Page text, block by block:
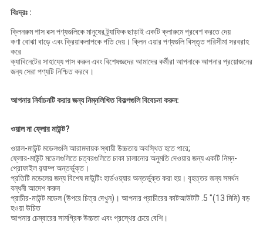
বিঃদ্রঃ :
ক্লিনরুম পাস বক্স পণ্যগুলিকে মানুষের ট্র্যাফিক ছাড়াই একটি ক্লারুমে প্রবেশ করতে দেয়
কণা বোঝা বাড়ে এবং ক্রিয়াকলাপকে গতি দেয়। ক্লিন এয়ার পণ্যগুলি বিস্তৃত পরিসীমা সরবরাহ
করে
ক্যাবিনেটের সাহায্যে পাস করুন এবং বিশেষজ্ঞদের আমাদের কর্মীরা আপনাকে আপনার প্রয়োজনের
জন্য সেরা পণ্যটি নিশ্চিত করবে।
আপনার নির্বাচনটি করার জন্য নিম্নলিখিত বিকল্পগুলি বিবেচনা করুন:
ওয়াল না ফ্লোর মাউন্ট?
ওয়াল-মাউন্ট মডেলগুলি আরামদায়ক স্থায়ী উচ্চতায় অবস্থিত হতে পারে;
ফ্লোর-মাউন্ট মডেলগুলিতে চত্বরগুলিতে চাকা চালানোর অনুমতি দেওয়ার জন্য একটি নিম্ন-
প্রোফাইল র‌্যাম্প অন্তর্ভুক্ত।
প্রতিটি মডেলের জন্য বিশেষ মাউন্টিং হার্ডওয়্যার অন্তর্ভুক্ত করা হয়। বৃহত্তর জন্য সমর্থন
বন্ধনী আদেশ করুন
প্রাচীর-মাউন্ট মডেল (উপরে চিত্র দেখুন)। আপনার প্রাচীরের কাটআউটটি .5 "(13 মিমি) বড়
হওয়া উচিত
আপনার চেম্বারের সামগ্রিক উচ্চতা এবং প্রস্থের চেয়ে বেশি।